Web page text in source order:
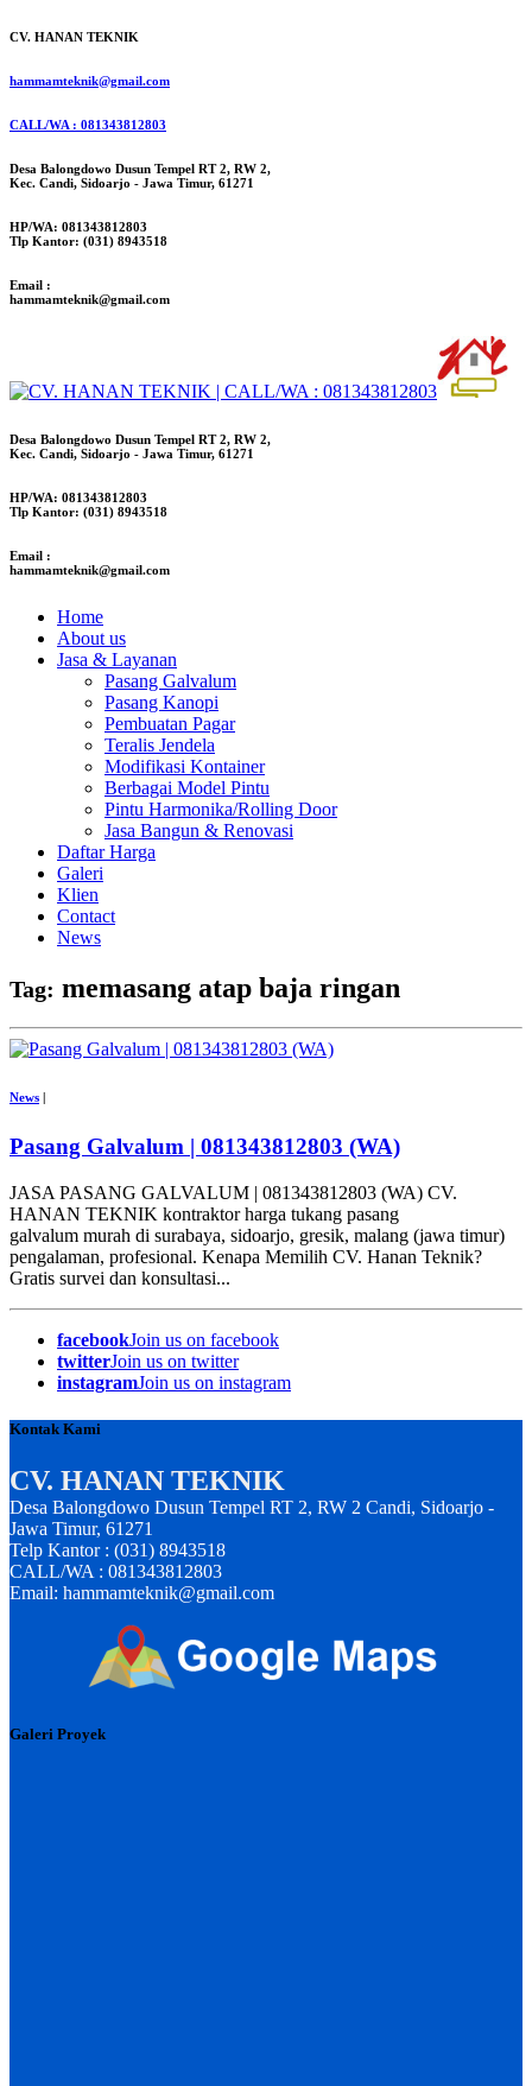
CV. HANAN TEKNIK
hammamteknik@gmail.com
CALL/WA : 081343812803
Desa Balongdowo Dusun Tempel RT 2, RW 2,
Kec. Candi, Sidoarjo - Jawa Timur, 61271
HP/WA: 081343812803
Tlp Kantor: (031) 8943518
Email :
hammamteknik@gmail.com
Desa Balongdowo Dusun Tempel RT 2, RW 2,
Kec. Candi, Sidoarjo - Jawa Timur, 61271
HP/WA: 081343812803
Tlp Kantor: (031) 8943518
Email :
hammamteknik@gmail.com
Home
About us
Jasa & Layanan
Pasang Galvalum
Pasang Kanopi
Pembuatan Pagar
Teralis Jendela
Modifikasi Kontainer
Berbagai Model Pintu
Pintu Harmonika/Rolling Door
Jasa Bangun & Renovasi
Daftar Harga
Galeri
Klien
Contact
News
Tag: memasang atap baja ringan
News
Pasang Galvalum | 081343812803 (WA)
JASA PASANG GALVALUM | 081343812803 (WA) CV.
HANAN TEKNIK kontraktor harga tukang pasang
galvalum murah di surabaya, sidoarjo, gresik, malang (jawa timur)
pengalaman, profesional. Kenapa Memilih CV. Hanan Teknik?
Gratis survei dan konsultasi...
facebookJoin us on facebook
twitterJoin us on twitter
instagramJoin us on instagram
Kontak Kami
CV. HANAN TEKNIK
Desa Balongdowo Dusun Tempel RT 2, RW 2 Candi, Sidoarjo -
Jawa Timur, 61271
Telp Kantor : (031) 8943518
CALL/WA : 081343812803
Email: hammamteknik@gmail.com
Galeri Proyek